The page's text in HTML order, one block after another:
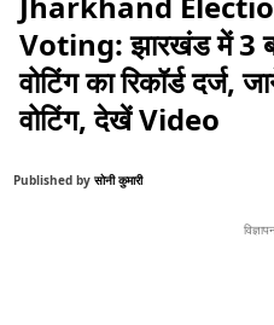
Voting: झारखंड में 3
वोटिंग का रिकॉर्ड दर्ज,
वोटिंग, देखें Video
Published by सोनी कुमारी